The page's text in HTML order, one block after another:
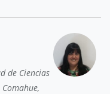
de Ciencias